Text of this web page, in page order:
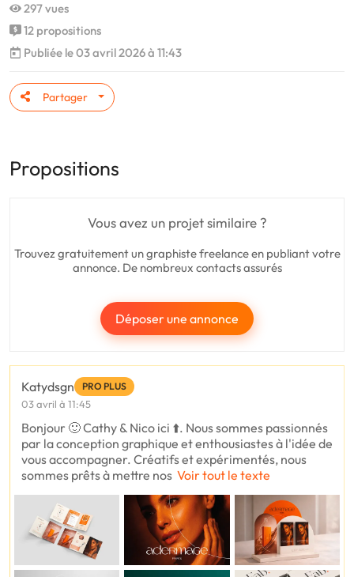
297 vues
12 propositions
Publiée le 03 avril 2026 à 11:43
Partager
Propositions
Vous avez un projet similaire ?
Trouvez gratuitement un graphiste freelance en publiant votre
annonce. De nombreux contacts assurés
Déposer une annonce
Katydsgn PRO PLUS
03 avril à 11:45
Bonjour 🙂 Cathy & Nico ici ⬆️. Nous sommes passionnés
par la conception graphique et enthousiastes à l'idée de
vous accompagner. Créatifs et expérimentés, nous
sommes prêts à mettre nos Voir tout le texte